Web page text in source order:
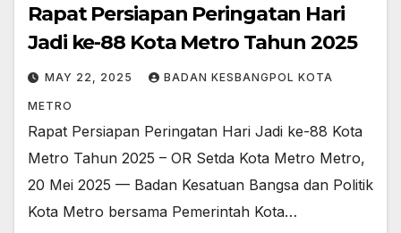
Rapat Persiapan Peringatan Hari
Jadi ke-88 Kota Metro Tahun 2025
MAY 22, 2025 BADAN KESBANGPOL KOTA
METRO
Rapat Persiapan Peringatan Hari Jadi ke-88 Kota
Metro Tahun 2025 – OR Setda Kota Metro Metro,
20 Mei 2025 — Badan Kesatuan Bangsa dan Politik
Kota Metro bersama Pemerintah Kota…